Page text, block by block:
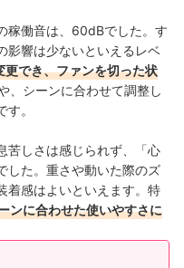
稼働音は、60dBでした。す
影響は少ないといえるレベ
でき、ファンを切った状
、シーンに合わせて調整し
。
苦しさは感じられず、「心
した。重さや動いた際のズ
着感はよいといえます。特
ンに合わせた使いやすさに